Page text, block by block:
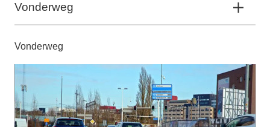
Vonderweg
Vonderweg